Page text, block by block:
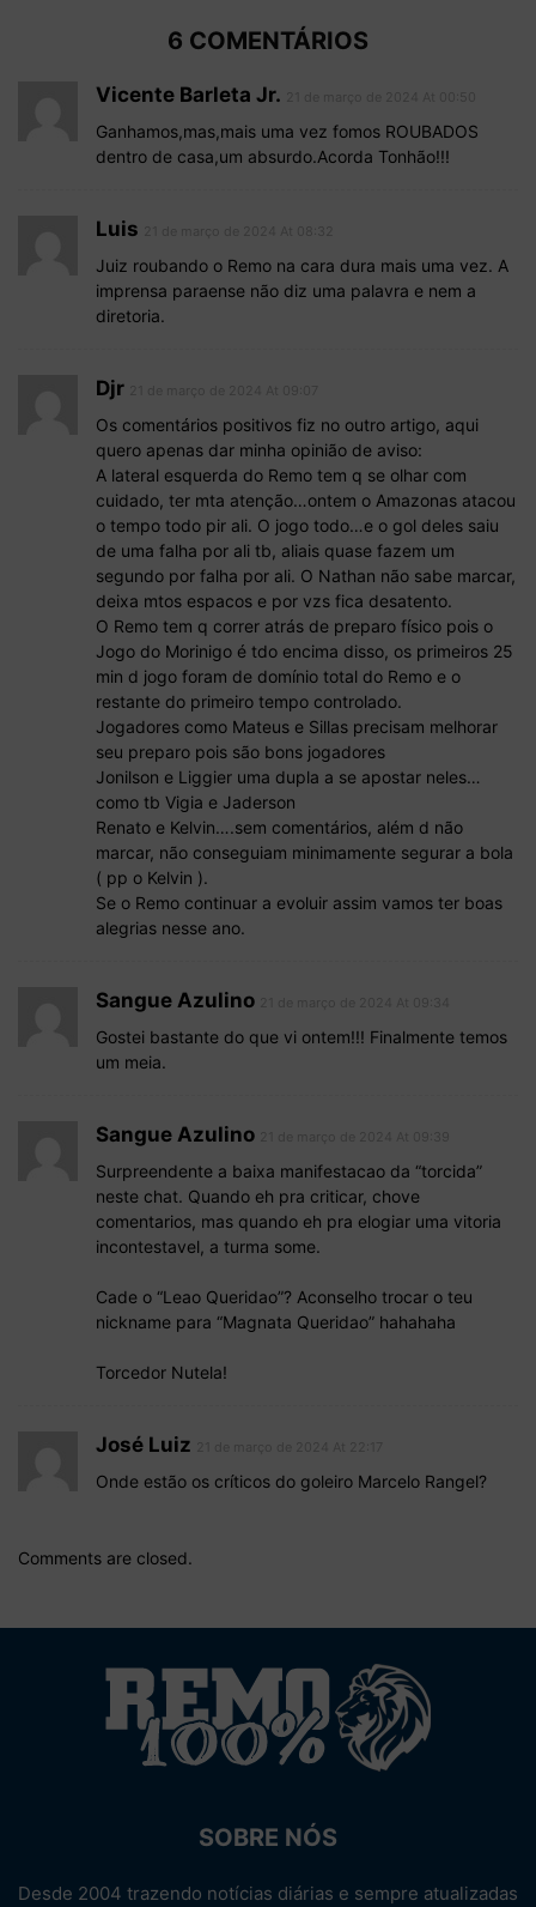
6 COMENTÁRIOS
Vicente Barleta Jr.
Ganhamos,mas,mais uma vez fomos ROUBADOS
dentro de casa,um absurdo.Acorda Tonhão!!!
Luis
Juiz roubando o Remo na cara dura mais uma vez. A
imprensa paraense não diz uma palavra e nem a
diretoria.
Djr
Os comentários positivos fiz no outro artigo, aqui
quero apenas dar minha opinião de aviso:
A lateral esquerda do Remo tem q se olhar com
cuidado, ter mta atenção…ontem o Amazonas atacou
o tempo todo pir ali. O jogo todo…e o gol deles saiu
de uma falha por ali tb, aliais quase fazem um
segundo por falha por ali. O Nathan não sabe marcar,
deixa mtos espacos e por vzs fica desatento.
O Remo tem q correr atrás de preparo físico pois o
Jogo do Morinigo é tdo encima disso, os primeiros 25
min d jogo foram de domínio total do Remo e o
restante do primeiro tempo controlado.
Jogadores como Mateus e Sillas precisam melhorar
seu preparo pois são bons jogadores
Jonilson e Liggier uma dupla a se apostar neles…
como tb Vigia e Jaderson
Renato e Kelvin….sem comentários, além d não
marcar, não conseguiam minimamente segurar a bola
( pp o Kelvin ).
Se o Remo continuar a evoluir assim vamos ter boas
alegrias nesse ano.
Sangue Azulino
Gostei bastante do que vi ontem!!! Finalmente temos
um meia.
Sangue Azulino
Surpreendente a baixa manifestacao da “torcida”
neste chat. Quando eh pra criticar, chove
comentarios, mas quando eh pra elogiar uma vitoria
incontestavel, a turma some.
Cade o “Leao Queridao”? Aconselho trocar o teu
nickname para “Magnata Queridao” hahahaha
Torcedor Nutela!
José Luiz
Onde estão os críticos do goleiro Marcelo Rangel?
Comments are closed.
SOBRE NÓS
Desde 2004 trazendo notícias diárias e sempre atualizadas